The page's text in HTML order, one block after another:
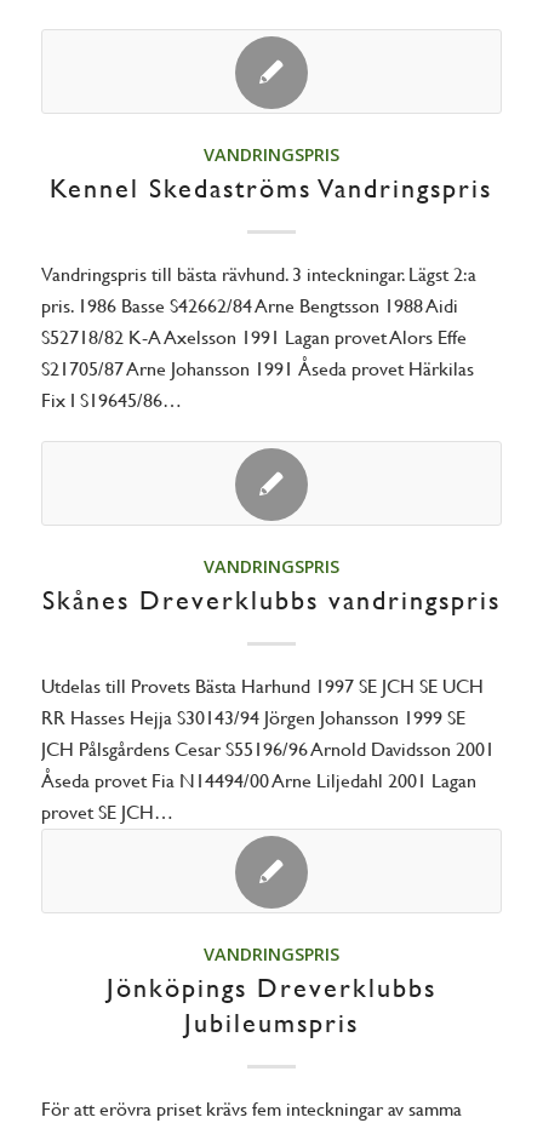
VANDRINGSPRIS
Kennel Skedaströms Vandringspris
Vandringspris till bästa rävhund. 3 inteckningar. Lägst 2:a
pris. 1986 Basse S42662/84 Arne Bengtsson 1988 Aidi
S52718/82 K-A Axelsson 1991 Lagan provet Alors Effe
S21705/87 Arne Johansson 1991 Åseda provet Härkilas
Fix I S19645/86…
VANDRINGSPRIS
Skånes Dreverklubbs vandringspris
Utdelas till Provets Bästa Harhund 1997 SE JCH SE UCH
RR Hasses Hejja S30143/94 Jörgen Johansson 1999 SE
JCH Pålsgårdens Cesar S55196/96 Arnold Davidsson 2001
Åseda provet Fia N14494/00 Arne Liljedahl 2001 Lagan
provet SE JCH…
VANDRINGSPRIS
Jönköpings Dreverklubbs
Jubileumspris
För att erövra priset krävs fem inteckningar av samma